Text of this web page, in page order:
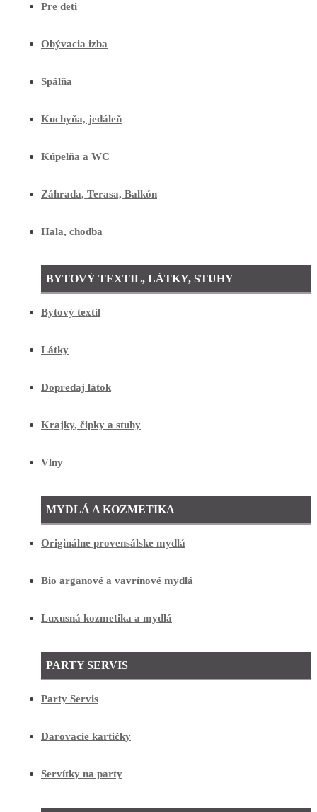
Pre deti
Obývacia izba
Spálňa
Kuchyňa, jedáleň
Kúpelňa a WC
Záhrada, Terasa, Balkón
Hala, chodba
BYTOVÝ TEXTIL, LÁTKY, STUHY
Bytový textil
Látky
Dopredaj látok
Krajky, čipky a stuhy
Vlny
MYDLÁ A KOZMETIKA
Originálne provensálske mydlá
Bio arganové a vavrínové mydlá
Luxusná kozmetika a mydlá
PARTY SERVIS
Party Servis
Darovacie kartičky
Servítky na party